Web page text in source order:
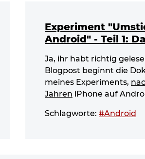
Experiment
Android" - Teil 1:
Ja, ihr habt richtig
Blogpost beginnt die
meines Experiments,
Jahren iPhone auf
Schlagworte: #Android